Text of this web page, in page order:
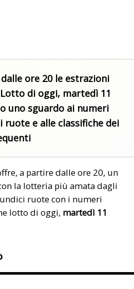
ore 20 le estrazioni
di oggi, martedì 11
uno sguardo ai numeri
ruote e alle classifiche dei
a partire dalle ore 20, un
la lotteria più amata dagli
ruote con i numeri
lotto di oggi, martedì 11